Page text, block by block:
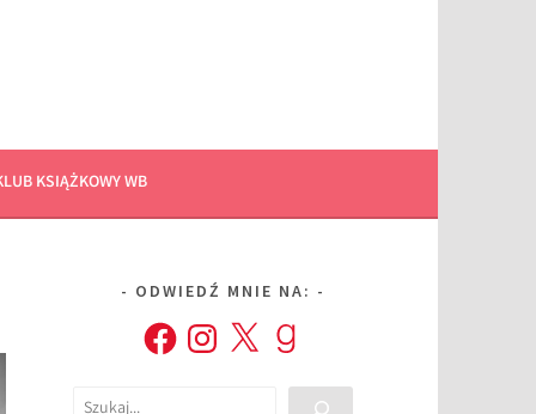
KSIĄŻKOWY WB
ODWIEDŹ MNIE NA:
FacebookInstagram
X Goodreads
Szukaj